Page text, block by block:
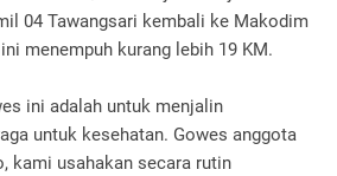
04 Tawangsari kembali ke Makodim
menempuh kurang lebih 19 KM.
ini adalah untuk menjalin
untuk kesehatan. Gowes anggota
kami usahakan secara rutin